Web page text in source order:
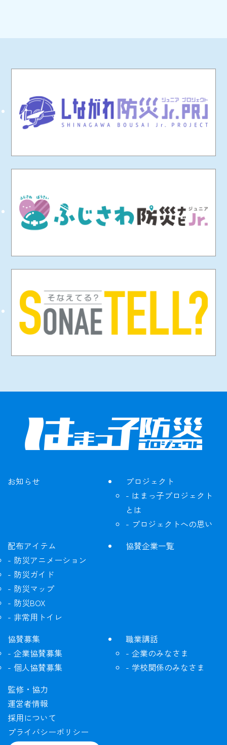
お知らせ
プロジェクト
はまっ子プロジェクト
とは
プロジェクトへの思い
配布アイテム
防災アニメーション
防災ガイド
防災マップ
防災BOX
非常用トイレ
協賛企業一覧
協賛募集
企業協賛募集
個人協賛募集
職業講話
企業のみなさま
学校関係のみなさま
監修・協力
運営者情報
採用について
プライバシーポリシー